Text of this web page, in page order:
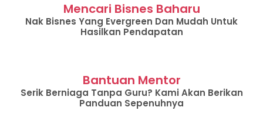
Mencari Bisnes Baharu
Nak Bisnes Yang Evergreen Dan Mudah Untuk
Hasilkan Pendapatan
Bantuan Mentor
Serik Berniaga Tanpa Guru? Kami Akan Berikan
Panduan Sepenuhnya